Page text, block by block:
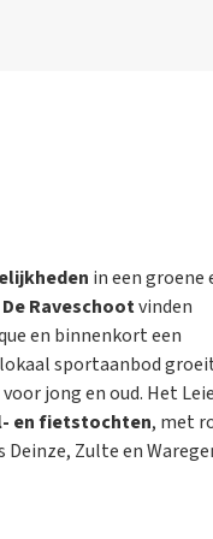
in een groene
Raveschootvinden
en binnenkort een
sportaanbod
jong en oud. Het
en fietstochten, met
Zulte en